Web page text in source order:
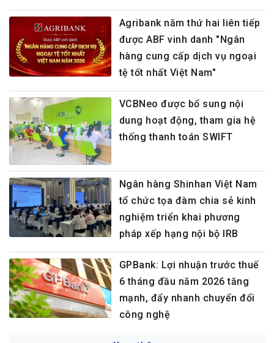
Agribank năm thứ hai liên tiếp
được ABF vinh danh "Ngân
hàng cung cấp dịch vụ ngoại
tệ tốt nhất Việt Nam"
VCBNeo được bổ sung nội
dung hoạt động, tham gia hệ
thống thanh toán SWIFT
Ngân hàng Shinhan Việt Nam
tổ chức tọa đàm chia sẻ kinh
nghiệm triển khai phương
pháp xếp hạng nội bộ IRB
GPBank: Lợi nhuận trước thuế
6 tháng đầu năm 2026 tăng
mạnh, đẩy nhanh chuyển đổi
công nghệ